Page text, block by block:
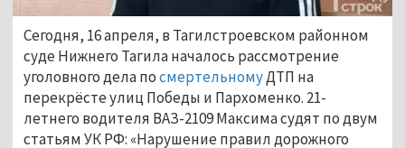
Сегодня, 16 апреля, в Тагилстроевском районном
суде Нижнего Тагила началось рассмотрение
уголовного дела посмертельномуДТП на
перекрёсте улиц Победы и Пархоменко. 21-
летнего водителя ВАЗ-2109 Максима судят по двум
статьям УК РФ: «Нарушение правил дорожного